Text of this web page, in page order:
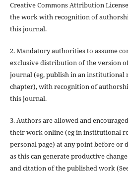
Creative Commons Attribution
the work with recognition of
this journal.
2. Mandatory authorities to assume
exclusive distribution of the version
journal (eg, publish in an institutional
chapter), with recognition of
this journal.
3. Authors are allowed and
their work online (eg in institutional
personal page) at any point before or
as this can generate productive
and citation of the published work